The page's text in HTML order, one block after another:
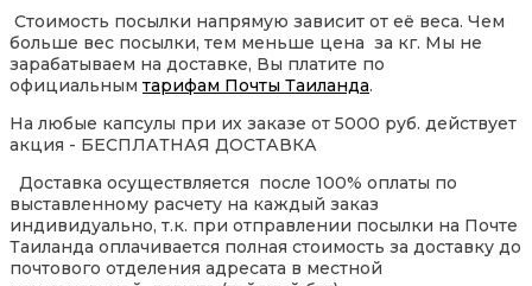
Стоимость посылки напрямую зависит от её веса. Чем
больше вес посылки, тем меньше цена за кг. Мы не
зарабатываем на доставке, Вы платите по
официальным тарифам Почты Таиланда.
На любые капсулы при их заказе от 5000 руб. действует
акция - БЕСПЛАТНАЯ ДОСТАВКА
Доставка осуществляется после 100% оплаты по
выставленному расчету на каждый заказ
индивидуально, т.к. при отправлении посылки на Почте
Таиланда оплачивается полная стоимость за доставку до
почтового отделения адресата в местной